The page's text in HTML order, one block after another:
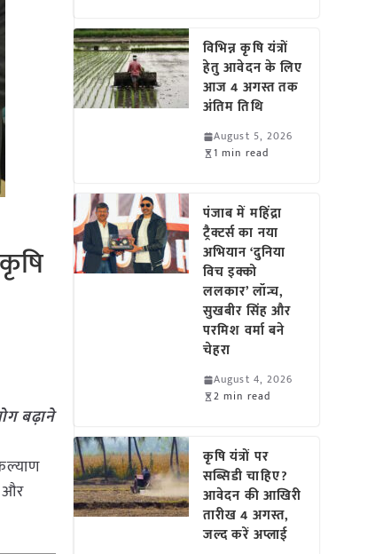
बढ़ाने
और
विभिन्न कृषि यंत्रों
हेतु आवेदन के लिए
आज 4 अगस्त तक
अंतिम तिथि
August 5, 2026
1 min read
पंजाब में महिंद्रा
ट्रैक्टर्स का नया
अभियान ‘दुनिया
विच इक्को
ललकार’ लॉन्च,
सुखबीर सिंह और
परमिश वर्मा बने
चेहरा
August 4, 2026
2 min read
कृषि यंत्रों पर
सब्सिडी चाहिए?
आवेदन की आखिरी
तारीख 4 अगस्त,
जल्द करें अप्लाई